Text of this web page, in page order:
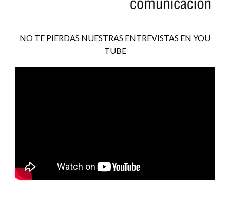
NO TE PIERDAS NUESTRAS ENTREVISTAS EN YOU
TUBE